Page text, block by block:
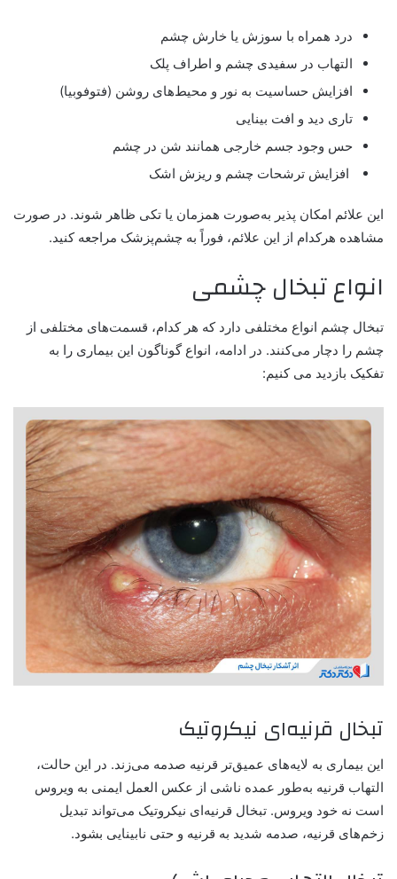
درد همراه با سوزش یا خارش چشم
التهاب در سفیدی چشم و اطراف پلک
افزایش حساسیت به نور و محیط‌های روشن (فتوفوبیا)
تاری دید و افت بینایی
حس وجود جسم خارجی همانند شن در چشم
افزایش ترشحات چشم و ریزش اشک
این علائم امکان پذیر به‌صورت همزمان یا تکی ظاهر شوند. در صورت
مشاهده هرکدام از این علائم، فوراً به چشم‌پزشک مراجعه کنید.
انواع تبخال چشمی
تبخال چشم انواع مختلفی دارد که هر کدام، قسمت‌های مختلفی از
چشم را دچار می‌کنند. در ادامه، انواع گوناگون این بیماری را به
تفکیک بازدید می کنیم:
تبخال قرنیه‌ای نیکروتیک
این بیماری به لایه‌های عمیق‌تر قرنیه صدمه می‌زند. در این حالت،
التهاب قرنیه به‌طور عمده ناشی از عکس العمل ایمنی به ویروس
است نه خود ویروس. تبخال قرنیه‌ای نیکروتیک می‌تواند تبدیل
زخم‌های قرنیه، صدمه شدید به قرنیه و حتی نابینایی بشود.